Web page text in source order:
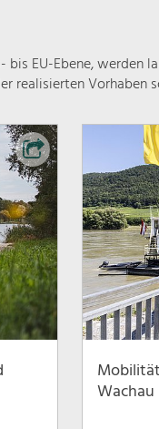
EU-Ebene, werden
realisierten Vorhaben
Wachau